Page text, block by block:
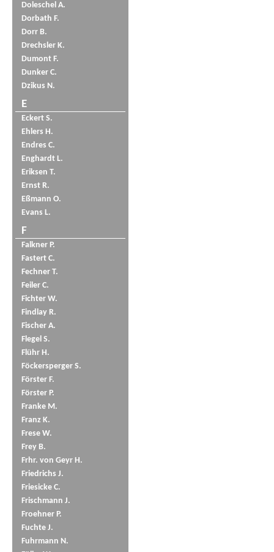
Doleschel A.
Dorbath F.
Dorr B.
Drechsler K.
Dumont F.
Dunker C.
Dzikus N.
E
Eckert S.
Ehlers H.
Endres C.
Enghardt L.
Eriksen T.
Ernst R.
Eßmann O.
Evans L.
F
Falkner P.
Fastert C.
Fechner T.
Feiler C.
Fichter W.
Findlay R.
Fischer A.
Flegel S.
Flühr H.
Föckersperger S.
Förster F.
Förster P.
Franke M.
Franz K.
Frese W.
Frey B.
Frhr. von Geyr H.
Friedrichs J.
Friesicke C.
Frischmann J.
Froehner P.
Fuchte J.
Fuhrmann N.